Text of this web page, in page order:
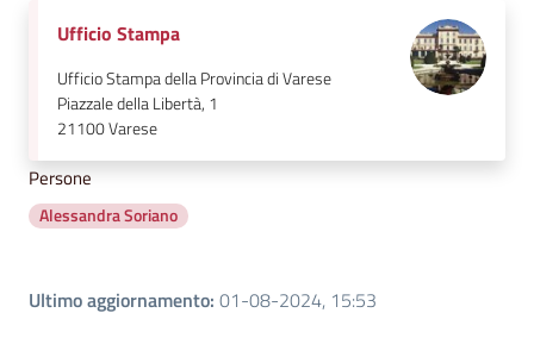
Ufficio Stampa
Ufficio Stampa della Provincia di Varese
Piazzale della Libertà, 1
21100Varese
Persone
Alessandra Soriano
Ultimo aggiornamento: 01-08-2024, 15:53